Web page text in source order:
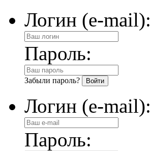
Логин (e-mail):
Пароль:
Забыли пароль?
Логин (e-mail):
Пароль: